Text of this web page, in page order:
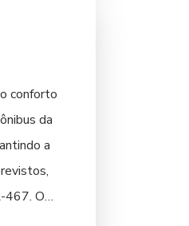
conforto
da
a
467. O